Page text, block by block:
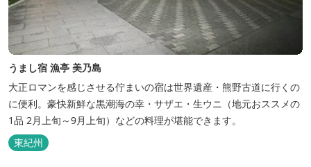
うまし宿 漁亭 美乃島
大正ロマンを感じさせる佇まいの宿は世界遺産・熊野古道に行くの
に便利。豪快新鮮な黒潮海の幸・サザエ・生ウニ（地元おススメの
1品 2月上旬～9月上旬）などの料理が堪能できます。
東紀州